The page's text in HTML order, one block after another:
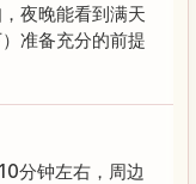
夜晚能看到满天
准备充分的前提
分钟左右，周边